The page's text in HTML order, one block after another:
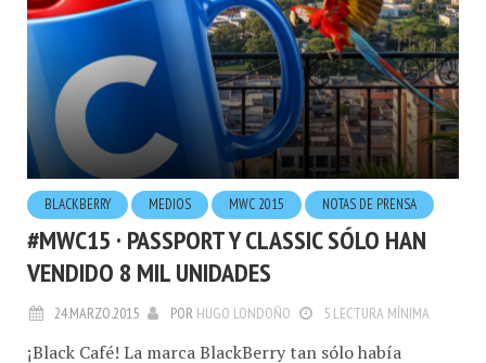
BLACKBERRY MEDIOS MWC 2015 NOTAS DE PRENSA
#MWC15 · PASSPORT Y CLASSIC SÓLO HAN
VENDIDO 8 MIL UNIDADES
24.MARZO.2015 POR HUGO LONDOÑO 5 LECTURA MÍNIMA
¡Black Café! La marca BlackBerry tan sólo había